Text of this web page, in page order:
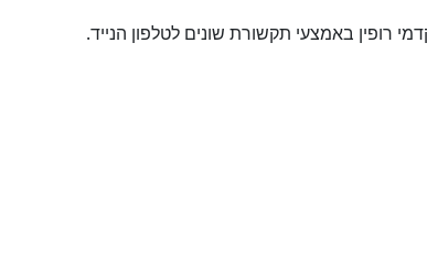
רופין באמצעי תקשורת שונים לטלפון הנייד.